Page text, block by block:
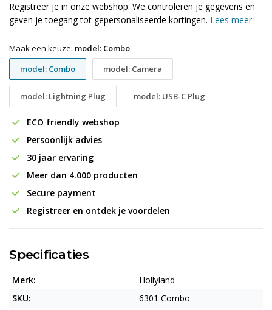
Registreer je in onze webshop. We controleren je gegevens en
geven je toegang tot gepersonaliseerde kortingen. Lees meer
Maak een keuze: model: Combo
model: Combo
model: Camera
model: Lightning Plug model: USB-C Plug
ECO friendly webshop
Persoonlijk advies
30 jaar ervaring
Meer dan 4.000 producten
Secure payment
Registreer en ontdek je voordelen
Specificaties
Merk:
Hollyland
SKU:
6301 Combo